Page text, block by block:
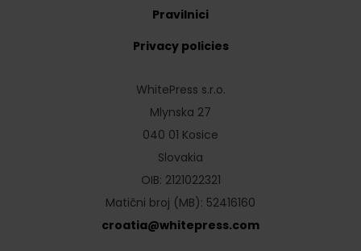
WhitePress s.r.o.
Mlynska 27
040 01 Kosice
Slovakia
OIB: 2121022321
Matični broj (MB): 52416160
croatia@whitepress.com
Pravilnici
Privacy policies